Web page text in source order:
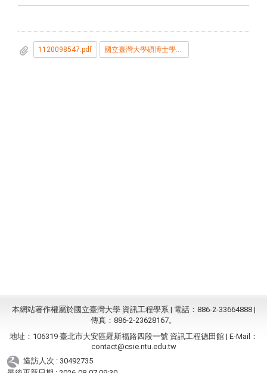
1120098547.pdf 國立臺灣大學碩博士學位論文格式規範1020.pdf
本網站著作權屬於國立臺灣大學 資訊工程學系 | 電話：886-2-33664888 |
傳真：886-2-23628167。
地址：106319 臺北市大安區羅斯福路四段一號 資訊工程德田館 | E-Mail：
contact@csie.ntu.edu.tw
造訪人次 : 30492735